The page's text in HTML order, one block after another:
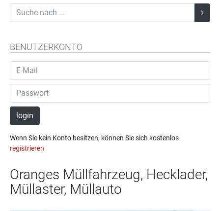
BENUTZERKONTO
login
Wenn Sie kein Konto besitzen, können Sie sich kostenlos
registrieren
Oranges Müllfahrzeug, Hecklader,
Müllaster, Müllauto